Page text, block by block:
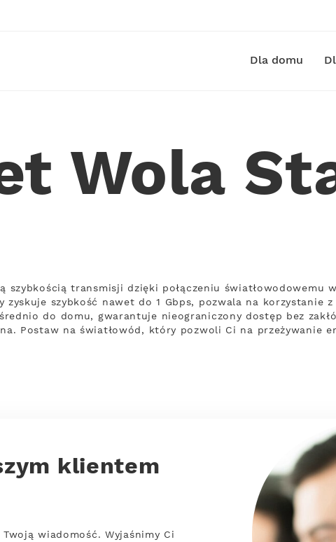
Dla domu
Wola
szybkością transmisji dzięki połączeniu światłowodowemu
zyskuje szybkość nawet do 1 Gbps, pozwala na korzystanie
do domu, gwarantuje nieograniczony dostęp bez
Postaw na światłowód, który pozwoli Ci na przeżywanie
klientem
wiadomość. Wyjaśnimy Ci